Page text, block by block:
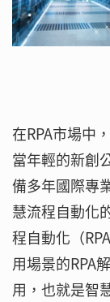
在RPA市場中
當年輕的新創
備多年國際專
慧流程自動化
程自動化（
用場景的RPA
用，也就是智